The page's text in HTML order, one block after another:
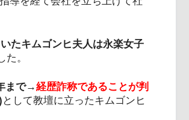
たキムゴンヒ夫人は永楽女子
た。
まで→経歴詐称であることが判
として教壇に立ったキムゴンヒ